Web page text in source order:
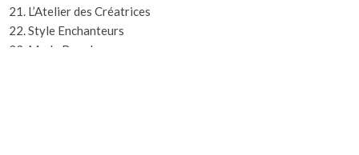
L’Atelier des Créatrices
Style Enchanteurs
Mode Royale